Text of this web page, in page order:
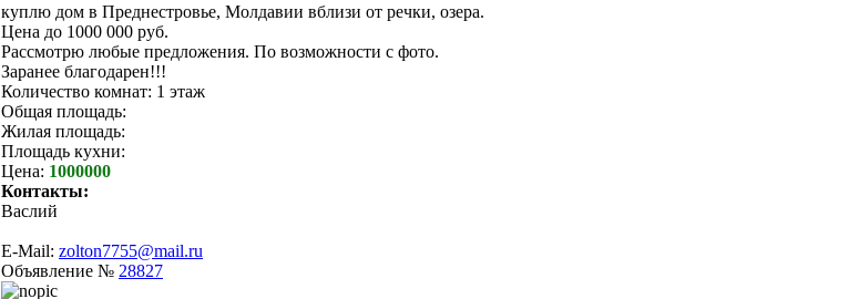
куплю дом в Преднестровье, Молдавии вблизи от речки, озера.
Цена до 1000 000 руб.
Рассмотрю любые предложения. По возможности с фото.
Заранее благодарен!!!
Количество комнат: 1 этаж
Общая площадь:
Жилая площадь:
Площадь кухни:
Цена: 1000000
Контакты:
Васлий
E-Mail: zolton7755@mail.ru
Объявление № 28827